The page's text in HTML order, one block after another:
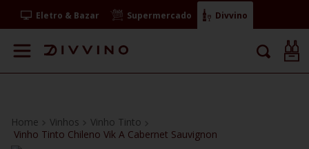
Eletro & Bazar Supermercado Divvino
Vinhos
Vinho Tinto
Vinho Tinto Chileno Vik A Cabernet Sauvignon